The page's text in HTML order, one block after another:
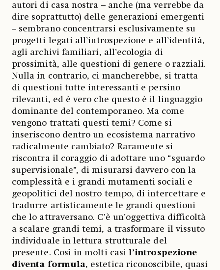
autori di casa nostra – anche (ma verrebbe da
dire soprattutto) delle generazioni emergenti
– sembrano concentrarsi esclusivamente su
progetti legati all’introspezione e all’identità,
agli archivi familiari, all’ecologia di
prossimità, alle questioni di genere o razziali.
Nulla in contrario, ci mancherebbe, si tratta
di questioni tutte interessanti e persino
rilevanti, ed è vero che questo è il linguaggio
dominante del contemporaneo. Ma come
vengono trattati questi temi? Come si
inseriscono dentro un ecosistema narrativo
radicalmente cambiato? Raramente si
riscontra il coraggio di adottare uno “sguardo
supervisionale”, di misurarsi davvero con la
complessità e i grandi mutamenti sociali e
geopolitici del nostro tempo, di intercettare e
tradurre artisticamente le grandi questioni
che lo attraversano. C’è un’oggettiva difficoltà
a scalare grandi temi, a trasformare il vissuto
individuale in lettura strutturale del
presente. Così in molti casil’introspezione
diventa formula, estetica riconoscibile, quasi